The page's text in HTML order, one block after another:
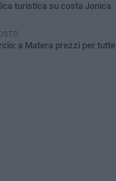
turistica su costa Jonica
a Matera prezzi per tutte